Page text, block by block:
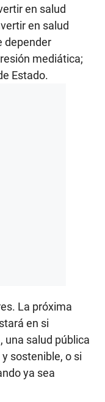
en salud
en salud
depender
mediática;
Estado.
La próxima
en si
una salud pública
sostenible, o si
ya sea